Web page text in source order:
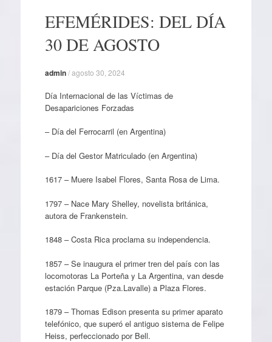
contenidoEFEMÉRIDES: DEL DÍA
30 DE AGOSTO
admin/agosto 30, 2024
Día Internacional de las Víctimas de
Desapariciones Forzadas
– Día del Ferrocarril (en Argentina)
– Día del Gestor Matriculado (en Argentina)
1617 – Muere Isabel Flores, Santa Rosa de Lima.
1797 – Nace Mary Shelley, novelista británica,
autora de Frankenstein.
1848 – Costa Rica proclama su independencia.
1857 – Se inaugura el primer tren del país con las
locomotoras La Porteña y La Argentina, van desde
estación Parque (Pza.Lavalle) a Plaza Flores.
1879 – Thomas Edison presenta su primer aparato
telefónico, que superó el antiguo sistema de Felipe
Heiss, perfeccionado por Bell.